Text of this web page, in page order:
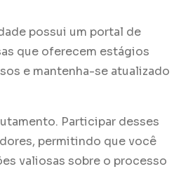
possui um portal de
que oferecem estágios
e mantenha-se atualizado
Participar desses
permitindo que você
valiosas sobre o processo